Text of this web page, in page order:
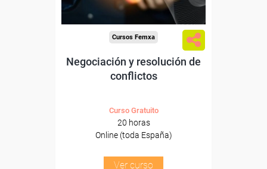
Cursos Femxa
Negociación y resolución de
conflictos
Curso Gratuito
20 horas
Online (toda España)
Ver curso